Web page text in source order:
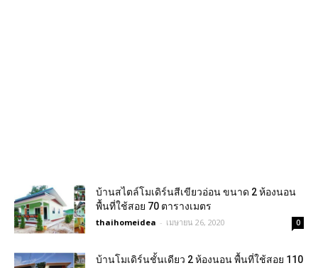
บ้านสไตล์โมเดิร์นสีเขียวอ่อน ขนาด 2 ห้องนอน
พื้นที่ใช้สอย 70 ตารางเมตร
thaihomeidea - เมษายน 26, 2020 0
บ้านโมเดิร์นชั้นเดียว 2 ห้องนอน พื้นที่ใช้สอย 110